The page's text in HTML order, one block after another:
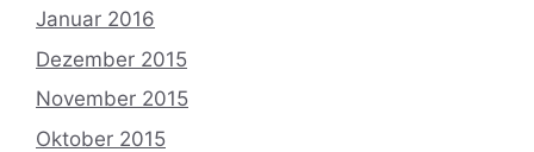
Januar 2016
Dezember 2015
November 2015
Oktober 2015